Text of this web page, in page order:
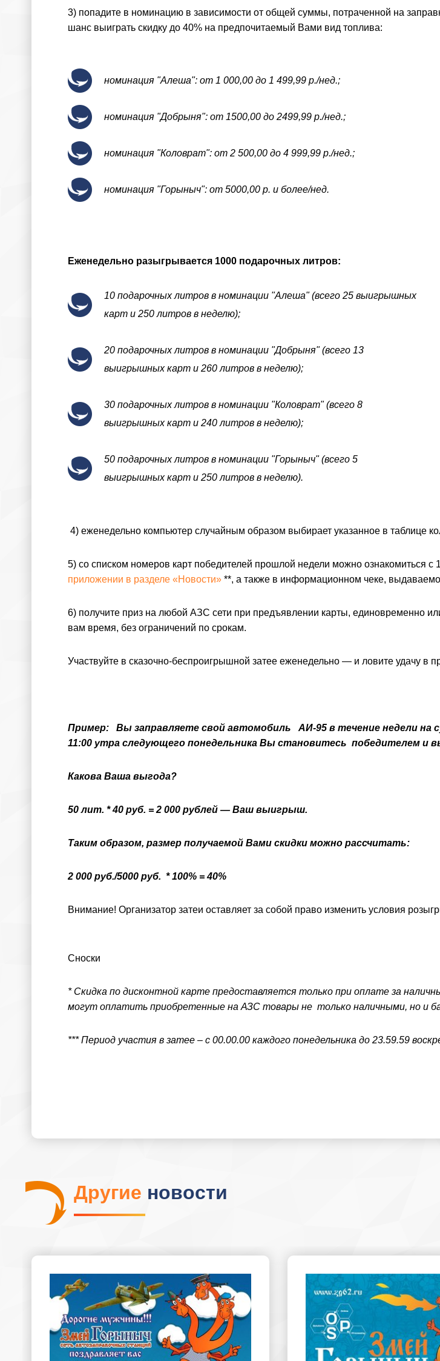
3) попадите в номинацию в зависимости от общей суммы, потраченной на
шанс выиграть скидку до 40% на предпочитаемый Вами вид топлива:
номинация "Алеша": от 1 000,00 до 1 499,99 р./нед.;
номинация "Добрыня": от 1500,00 до 2499,99 р./нед.;
номинация "Коловрат": от 2 500,00 до 4 999,99 р./нед.;
номинация "Горыныч": от 5000,00 р. и более/нед.
Еженедельно разыгрывается 1000 подарочных литров:
10 подарочных литров в номинации "Алеша" (всего 25 выигрышных
карт и 250 литров в неделю);
20 подарочных литров в номинации "Добрыня" (всего 13
выигрышных карт и 260 литров в неделю);
30 подарочных литров в номинации "Коловрат" (всего 8
выигрышных карт и 240 литров в неделю);
50 подарочных литров в номинации "Горыныч" (всего 5
выигрышных карт и 250 литров в неделю).
4) еженедельно компьютер случайным образом выбирает указанное в таблице
5) со списком номеров карт победителей прошлой недели можно ознакомиться с
приложении в разделе «Новости» **, а также в информационном чеке,
6) получите приз на любой АЗС сети при предъявлении карты, единовременно
вам время, без ограничений по срокам.
Участвуйте в сказочно-беспроигрышной затее еженедельно — и ловите удачу в
Пример: Вы заправляете свой автомобиль АИ-95 в течение недели на
11:00 утра следующего понедельника Вы становитесь победителем и
Какова Ваша выгода?
50 лит. * 40 руб. = 2 000 рублей — Ваш выигрыш.
Таким образом, размер получаемой Вами скидки можно рассчитать:
2 000 руб./5000 руб. * 100% = 40%
Внимание! Организатор затеи оставляет за собой право изменить условия
Сноски
* Скидка по дисконтной карте предоставляется только при оплате за
могут оплатить приобретенные на АЗС товары не только наличными, но и
*** Период участия в затее – с 00.00.00 каждого понедельника до 23.59.59
Другие новости